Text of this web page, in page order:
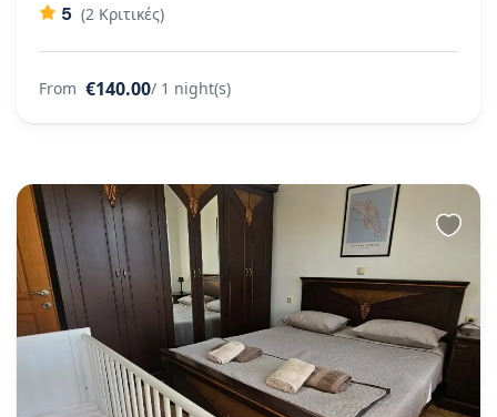
5 (2 Κριτικές)
From €140.00/ 1 night(s)